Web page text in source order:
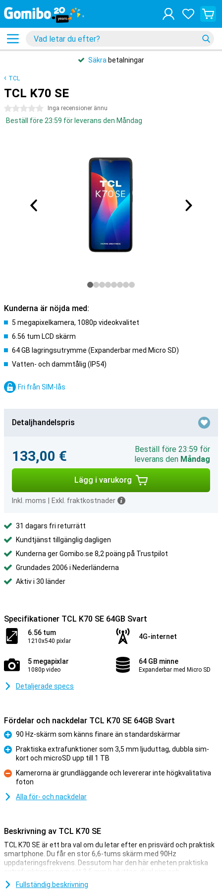
Säkra betalningar
TCL
TCL K70 SE
0 stjärnor Inga recensioner ännu
Beställ före 23:59 för leverans den Måndag
Kunderna är nöjda med:
5 megapixelkamera, 1080p videokvalitet
6.56 tum LCD skärm
64 GB lagringsutrymme (Expanderbar med Micro SD)
Vatten- och dammtålig (IP54)
Fri från SIM-lås
Detaljhandelspris
133,00 €
Beställ före 23:59 för
leverans den Måndag
Lägg i varukorg
Inkl. moms Exkl. fraktkostnader
31 dagars fri returrätt
Kundtjänst tillgänglig dagligen
Kunderna ger Gomibo.se 8,2 poäng på Trustpilot
Grundades 2006 i Nederländerna
Aktiv i 30 länder
Specifikationer TCL K70 SE 64GB Svart
6.56 tum
1210x540 pixlar
4G-internet
5 megapixlar
1080p video
64 GB minne
Expanderbar med Micro SD
Detaljerade specs
Fördelar och nackdelar TCL K70 SE 64GB Svart
Fördelar
90 Hz-skärm som känns finare än standardskärmar
Fördelar
Praktiska extrafunktioner som 3,5 mm ljuduttag, dubbla sim-
kort och microSD upp till 1 TB
Nackdelar
Kamerorna är grundläggande och levererar inte högkvalitativa
foton
Alla för- och nackdelar
Beskrivning av TCL K70 SE
TCL K70 SE är ett bra val om du letar efter en prisvärd och praktisk
smartphone. Du får en stor 6,6-tums skärm med 90Hz
uppdateringsfrekvens. Dessutom har den här enheten praktiska
extrafunktioner som ett 3,5 mm ljuduttag, dual sim och
expanderbar lagring. Inget onödigt krångel, bara en praktisk
Fullständig beskrivning